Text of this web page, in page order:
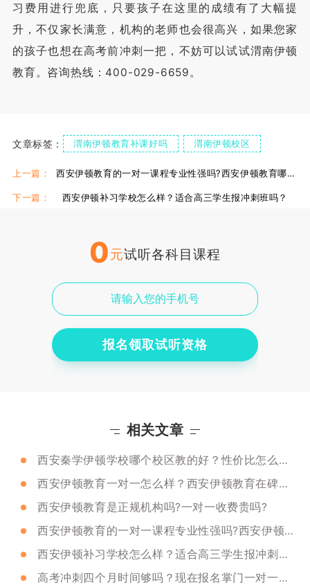
习费用进行兜底，只要孩子在这里的成绩有了大幅提
升，不仅家长满意，机构的老师也会很高兴，如果您家
的孩子也想在高考前冲刺一把，不妨可以试试渭南伊顿
教育。咨询热线：400-029-6659。
文章标签： 渭南伊顿教育补课好吗 渭南伊顿校区
渭南伊顿高考冲刺班
上一篇： 西安伊顿教育的一对一课程专业性强吗?西安伊顿教育哪个校区好?
下一篇： 西安伊顿补习学校怎么样？适合高三学生报冲刺班吗？
0元试听各科目课程
报名领取试听资格
相关文章
西安秦学伊顿学校哪个校区教的好？性价比怎么样呢？
西安伊顿教育一对一怎么样？西安伊顿教育在碑林区有没有校区？可以试听吗？
西安伊顿教育是正规机构吗?一对一收费贵吗?
西安伊顿教育的一对一课程专业性强吗?西安伊顿教育哪个校区好?
西安伊顿补习学校怎么样？适合高三学生报冲刺班吗？
高考冲刺四个月时间够吗？现在报名掌门一对一能来得及吗？